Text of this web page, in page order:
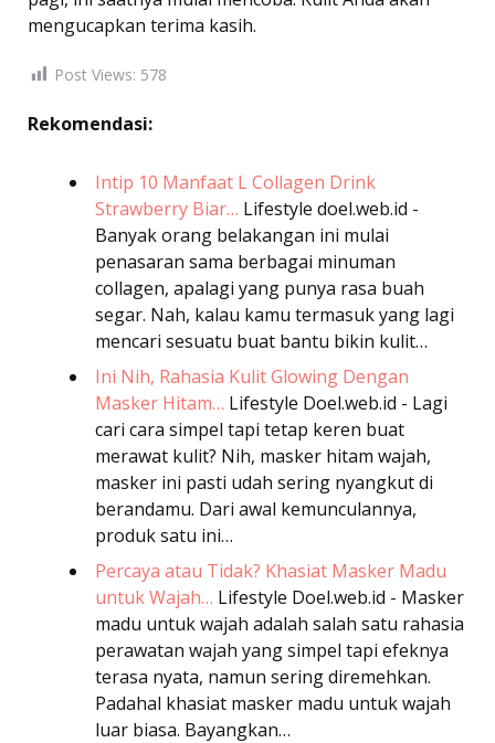
mengucapkan terima kasih.
Post Views: 578
Rekomendasi:
Intip 10 Manfaat L Collagen Drink
Strawberry Biar… Lifestyle doel.web.id -
Banyak orang belakangan ini mulai
penasaran sama berbagai minuman
collagen, apalagi yang punya rasa buah
segar. Nah, kalau kamu termasuk yang lagi
mencari sesuatu buat bantu bikin kulit…
Ini Nih, Rahasia Kulit Glowing Dengan
Masker Hitam… Lifestyle Doel.web.id - Lagi
cari cara simpel tapi tetap keren buat
merawat kulit? Nih, masker hitam wajah,
masker ini pasti udah sering nyangkut di
berandamu. Dari awal kemunculannya,
produk satu ini…
Percaya atau Tidak? Khasiat Masker Madu
untuk Wajah… Lifestyle Doel.web.id - Masker
madu untuk wajah adalah salah satu rahasia
perawatan wajah yang simpel tapi efeknya
terasa nyata, namun sering diremehkan.
Padahal khasiat masker madu untuk wajah
luar biasa. Bayangkan…